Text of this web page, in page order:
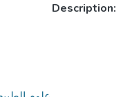
Description: